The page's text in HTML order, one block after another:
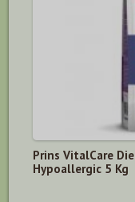
Prins VitalCare
Hypoallergic 5 Kg